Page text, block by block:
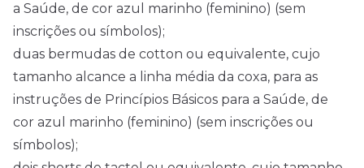
a Saúde, de cor azul marinho (feminino) (sem
inscrições ou símbolos);
duas bermudas de cotton ou equivalente, cujo
tamanho alcance a linha média da coxa, para as
instruções de Princípios Básicos para a Saúde, de
cor azul marinho (feminino) (sem inscrições ou
símbolos);